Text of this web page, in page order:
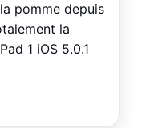
pomme depuis
la
1 iOS 5.0.1